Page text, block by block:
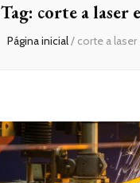
Tag: corte a laser
Página inicial/ corte a